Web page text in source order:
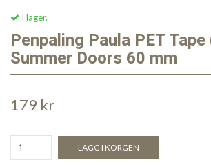
I lager.
Penpaling Paula PET
Summer Doors 60 mm
179 kr
LÄGG I KORGEN